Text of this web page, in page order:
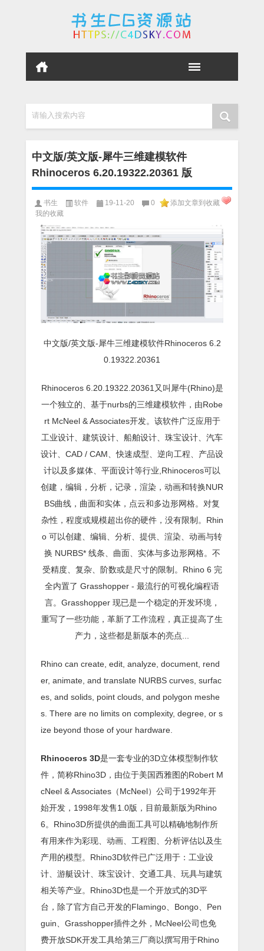
请输入搜索内容
中文版/英文版-犀牛三维建模软件
Rhinoceros 6.20.19322.20361 版
书生 软件 19-11-20 0
添加文章到收藏
我的收藏
中文版/英文版-犀牛三维建模软件Rhinoceros 6.2
0.19322.20361
Rhinoceros 6.20.19322.20361又叫犀牛(Rhino)是
一个独立的、基于nurbs的三维建模软件，由Robe
rt McNeel & Associates开发。该软件广泛应用于
工业设计、建筑设计、船舶设计、珠宝设计、汽车
设计、CAD / CAM、快速成型、逆向工程、产品设
计以及多媒体、平面设计等行业,Rhinoceros可以
创建，编辑，分析，记录，渲染，动画和转换NUR
BS曲线，曲面和实体，点云和多边形网格。对复
杂性，程度或规模超出你的硬件，没有限制。Rhin
o 可以创建、编辑、分析、提供、渲染、动画与转
换 NURBS* 线条、曲面、实体与多边形网格。不
受精度、复杂、阶数或是尺寸的限制。Rhino 6 完
全内置了 Grasshopper - 最流行的可视化编程语
言。Grasshopper 现已是一个稳定的开发环境，
重写了一些功能，革新了工作流程，真正提高了生
产力，这些都是新版本的亮点...
Rhino can create, edit, analyze, document, rend
er, animate, and translate NURBS curves, surfac
es, and solids, point clouds, and polygon meshe
s. There are no limits on complexity, degree, or s
ize beyond those of your hardware.
Rhinoceros 3D是一套专业的3D立体模型制作软
件，简称Rhino3D，由位于美国西雅图的Robert M
cNeel & Associates（McNeel）公司于1992年开
始开发，1998年发售1.0版，目前最新版为Rhino
6。Rhino3D所提供的曲面工具可以精确地制作所
有用来作为彩现、动画、工程图、分析评估以及生
产用的模型。Rhino3D软件已广泛用于：工业设
计、游艇设计、珠宝设计、交通工具、玩具与建筑
相关等产业。Rhino3D也是一个开放式的3D平
台，除了官方自己开发的Flamingo、Bongo、Pen
guin、Grasshopper插件之外，McNeel公司也免
费开放SDK开发工具给第三厂商以撰写用于Rhino